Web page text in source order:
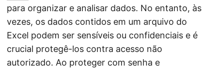
para organizar e analisar dados. No entanto, às
vezes, os dados contidos em um arquivo do
Excel podem ser sensíveis ou confidenciais e é
crucial protegê-los contra acesso não
autorizado. Ao proteger com senha e